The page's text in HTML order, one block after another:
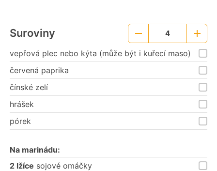
Suroviny
porce
4
Větší
porce
vepřová plec nebo kýta (může být i kuřecí maso)
červená paprika
čínské zelí
hrášek
pórek
Na marinádu:
2 lžíce sojové omáčky